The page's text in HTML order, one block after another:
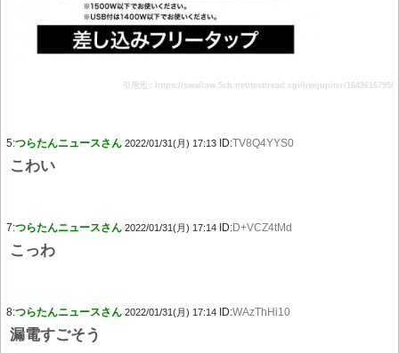
引用元：https://swallow.5ch.net/test/read.cgi/livejupiter/1643616795/
5:つらたんニュースさん 2022/01/31(月) 17:13 ID:TV8Q4YYS0
こわい
7:つらたんニュースさん 2022/01/31(月) 17:14 ID:D+VCZ4tMd
こっわ
8:つらたんニュースさん 2022/01/31(月) 17:14 ID:WAzThHi10
漏電すごそう